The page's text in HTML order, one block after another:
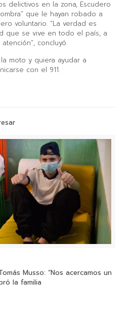
delictivos en la zona, Escudero
que le hayan robado a
voluntario. “La verdad es
que se vive en todo el país, a
concluyó.
moto y quiera ayudar a
con el 911.
Musso: “Nos acercamos un
la familia